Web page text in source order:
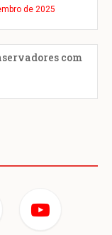
de 2025
com